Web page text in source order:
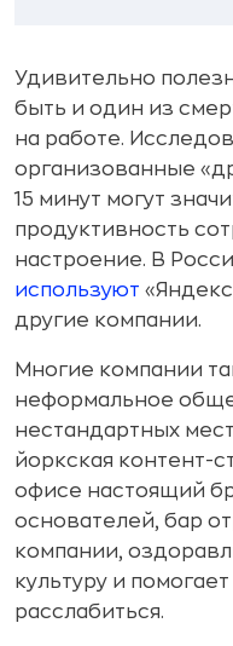
Удивительно
быть и один из
на работе.
организованные
15 минут могут
продуктивность
настроение. В
используют
другие компании.
Многие компании
неформальное
нестандартных
йоркская контент-
офисе настоящий
основателей, бар
компании,
культуру и
расслабиться.